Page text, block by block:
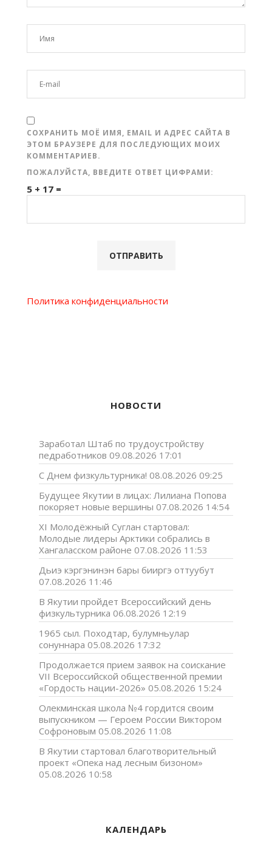
СОХРАНИТЬ МОЁ ИМЯ, EMAIL И АДРЕС САЙТА В
ЭТОМ БРАУЗЕРЕ ДЛЯ ПОСЛЕДУЮЩИХ МОИХ
КОММЕНТАРИЕВ.
ПОЖАЛУЙСТА, ВВЕДИТЕ ОТВЕТ ЦИФРАМИ:
5 + 17 =
Политика конфиденциальности
НОВОСТИ
Заработал Штаб по трудоустройству
педработников 09.08.2026 17:01
С Днем физкультурника! 08.08.2026 09:25
Будущее Якутии в лицах: Лилиана Попова
покоряет новые вершины 07.08.2026 14:54
XI Молодёжный Суглан стартовал:
Молодые лидеры Арктики собрались в
Хангаласском районе 07.08.2026 11:53
Дьиэ кэргэнинэн бары бииргэ оттуубут
07.08.2026 11:46
В Якутии пройдет Всероссийский день
физкультурника 06.08.2026 12:19
1965 сыл. Походтар, булумньулар
сонуннара 05.08.2026 17:32
Продолжается прием заявок на соискание
VII Всероссийской общественной премии
«Гордость нации-2026» 05.08.2026 15:24
Олекминская школа №4 гордится своим
выпускником — Героем России Виктором
Софроновым 05.08.2026 11:08
В Якутии стартовал благотворительный
проект «Опека над лесным бизоном»
05.08.2026 10:58
КАЛЕНДАРЬ